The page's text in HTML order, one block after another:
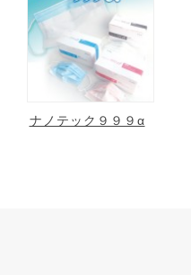
ナノテック９９９α